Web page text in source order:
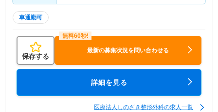
車通勤可
保存する
最新の募集状況を問い合わせる
詳細を見る
医療法人しのざき整形外科の求人一覧